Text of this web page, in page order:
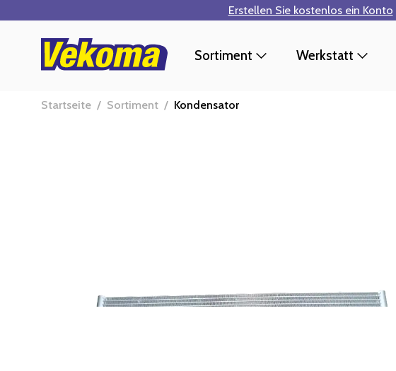
Erstellen Sie kostenlos ein Konto
Sortiment Werkstatt
Startseite / Sortiment / Kondensator